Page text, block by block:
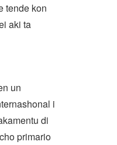
tende kon
aki ta
un
i
di
primario